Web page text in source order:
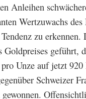
Anleihen
Wertzuwachs des
zu erkennen.
geführt,
Unze auf jetzt 920
Schweizer